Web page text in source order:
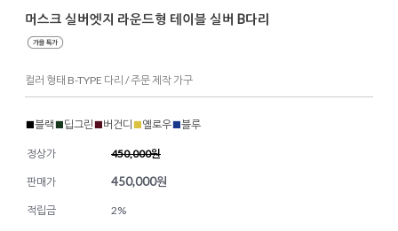
머스크 실버엣지 라운드형 테이블 실버 B다리
컬러 형태 B-TYPE 다리 / 주문 제작 가구
■블랙■딥그린■버건디 ■옐로우■블루
정상가 450,000원
판매가 450,000원
적립금 2%